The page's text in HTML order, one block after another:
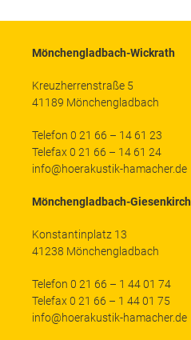
Mönchengladbach-Wickrath
Kreuzherrenstraße 5
41189 Mönchengladbach
Telefon 0 21 66 – 14 61 23
Telefax 0 21 66 – 14 61 24
info@hoerakustik-hamacher.de
Mönchengladbach-
Konstantinplatz 13
41238 Mönchengladbach
Telefon 0 21 66 – 1 44 01 74
Telefax 0 21 66 – 1 44 01 75
info@hoerakustik-hamacher.de